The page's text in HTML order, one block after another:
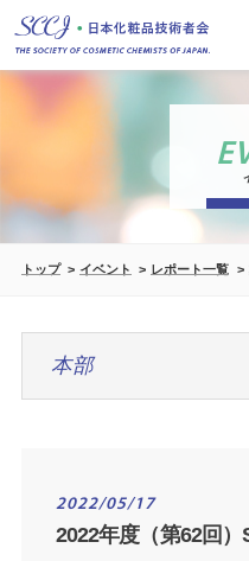
トップ イベント レポート一覧
2022/05/17
2022年度（第62回）